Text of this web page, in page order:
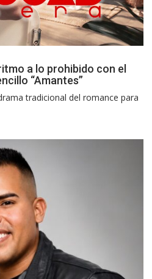
a lo prohibido con el
“Amantes”
tradicional del romance para